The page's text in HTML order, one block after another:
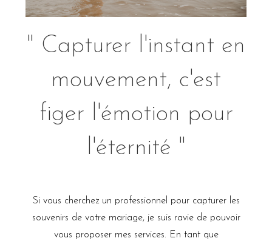
Si vous cherchez un professionnel pour capturer les
souvenirs de votre mariage, je suis ravie de pouvoir
vous proposer mes services. En tant que
" Capturer l'instant en
mouvement, c'est
figer l'émotion pour
l'éternité "